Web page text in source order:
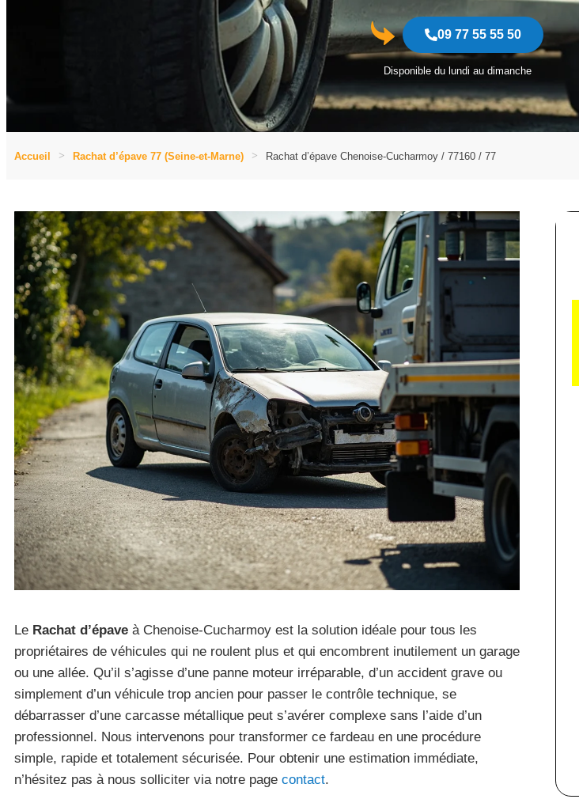
09 77 55 55 50
Disponible du lundi au dimanche
Accueil Rachat d’épave 77 (Seine-et-Marne) Rachat d’épave Chenoise-Cucharmoy / 77160 / 77
Le Rachat d’épave à Chenoise-Cucharmoy est la solution idéale pour tous les
propriétaires de véhicules qui ne roulent plus et qui encombrent inutilement un garage
ou une allée. Qu’il s’agisse d’une panne moteur irréparable, d’un accident grave ou
simplement d’un véhicule trop ancien pour passer le contrôle technique, se
débarrasser d’une carcasse métallique peut s’avérer complexe sans l’aide d’un
professionnel. Nous intervenons pour transformer ce fardeau en une procédure
simple, rapide et totalement sécurisée. Pour obtenir une estimation immédiate,
n’hésitez pas à nous solliciter via notre page contact.